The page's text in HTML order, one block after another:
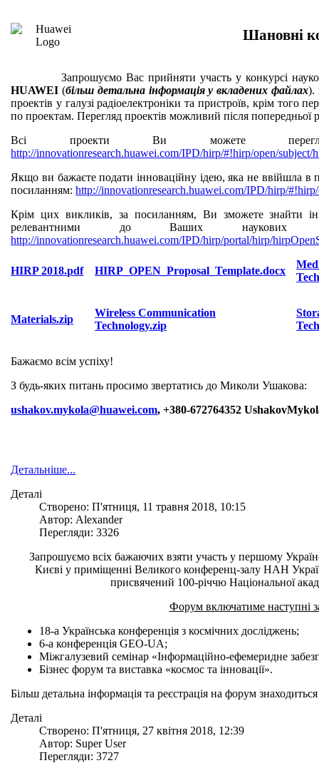
Шановні
Запрошуємо Вас прийняти участь у конкурсі
HUAWEI (більш детальна інформація у вкладених файлах).
проектів у галузі радіоелектроніки та пристроїв, крім того
по проектам. Перегляд проектів можливий після попередньої
Всі проекти Ви можете
http://innovationresearch.huawei.com/IPD/hirp/#!hirp/open/subject/
Якщо ви бажаєте подати інноваційну ідею, яка не ввійшла в
посиланням:http://innovationresearch.huawei.com/IPD/hirp/
Крім цих викликів, за посиланням, Ви зможете знайти
релевантними до Ваших наукових
http://innovationresearch.huawei.com/IPD/hirp/portal/hirp/
HIRP 2018.pdf HIRP_OPEN_Proposal_Template.docx
Materials.zip
Wireless Communication
Technology.zip
Бажаємо всім успіху!
З будь-яких питань просимо звертатись до Миколи Ушакова:
ushakov.mykola@huawei.com, +380-672764352Ushakov
Детальніше...
Деталі
Створено: П'ятниця, 11 травня 2018, 10:15
Автор: Alexander
Перегляди: 3326
Запрошуємо всіх бажаючих взяти участь у першому
Києві у приміщенні Великого конференц-залу НАН
присвячений 100-річчю Національної
Форум включатиме наступні
18-а Українська конференція з космічних досліджень;
6-а конференціяGEO-UA;
Міжгалузевий семінар «Інформаційно-ефемеридне
Бізнес форум та виставка «космос та інновації».
Більш детальна інформація та реєстрація на форум
Деталі
Створено: П'ятниця, 27 квітня 2018, 12:39
Автор: Super User
Перегляди: 3727